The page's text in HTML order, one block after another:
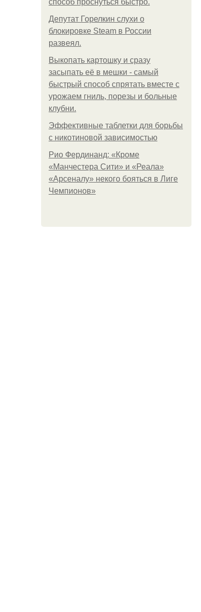
способ проснуться быстро.
Депутат Горелкин слухи о
блокировке Steam в России
развеял.
Выкопать картошку и сразу
засыпать её в мешки - самый
быстрый способ спрятать вместе с
урожаем гниль, порезы и больные
клубни.
Эффективные таблетки для борьбы
с никотиновой зависимостью
Рио Фердинанд: «Кроме
«Манчестера Сити» и «Реала»
«Арсеналу» некого бояться в Лиге
Чемпионов»